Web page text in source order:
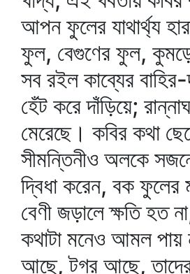
আপন ফুলের যাথার্থ্য
ফুল, বেগুণের ফুল,
সব রইল কাব্যের বাহির-
হেঁট করে দাঁড়িয়ে;
মেরেছে। কবির কথা
সীমন্তিনীও অলকে
দ্বিধা করেন, বক ফুলের
বেণী জড়ালে ক্ষতি হত
কথাটা মনেও আমল পায়
আছে, টগর আছে,